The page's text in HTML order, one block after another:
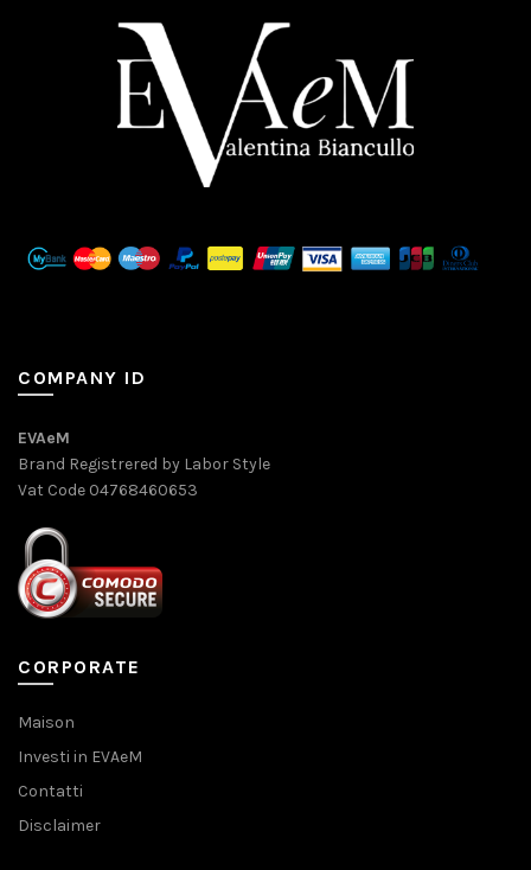
COMPANY ID
EVAeM
Brand Registrered by Labor Style
Vat Code 04768460653
CORPORATE
Maison
Investi in EVAeM
Contatti
Disclaimer